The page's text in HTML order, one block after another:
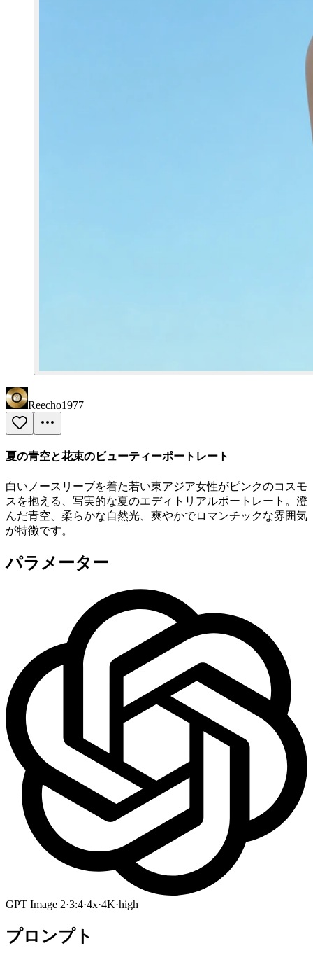
Reecho1977
夏の青空と花束のビューティーポートレート
白いノースリーブを着た若い東アジア女性がピンクのコスモ
スを抱える、写実的な夏のエディトリアルポートレート。澄
んだ青空、柔らかな自然光、爽やかでロマンチックな雰囲気
が特徴です。
パラメーター
GPT Image 2·3:4·4x·4K·high
プロンプト